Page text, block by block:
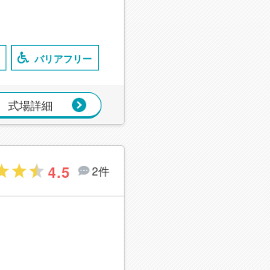
バリアフリー
式場詳細
4.5 2件